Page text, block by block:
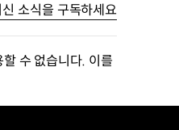
소식을 구독하세요
수 없습니다. 이를